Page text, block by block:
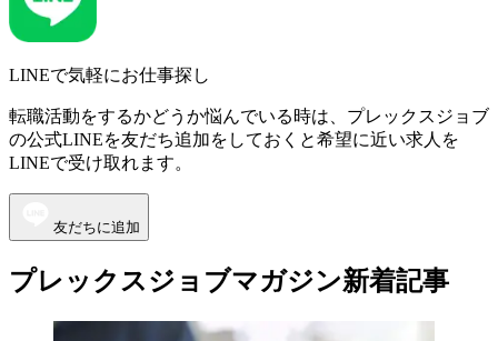
LINEで気軽にお仕事探し
転職活動をするかどうか悩んでいる時は、プレックスジョブ
の公式LINEを友だち追加をしておくと希望に近い求人を
LINEで受け取れます。
友だちに追加
プレックスジョブマガジン新着記事